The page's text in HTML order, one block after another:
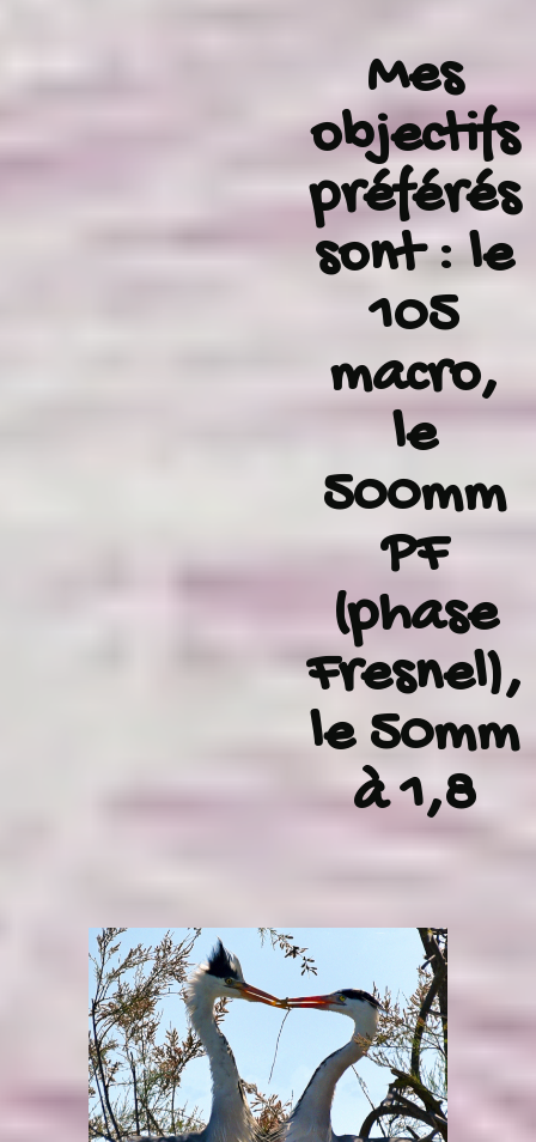
Mes
objectifs
préférés
sont : le
105
macro,
le
500mm
PF
(phase
Fresnel),
le 50mm
à 1,8